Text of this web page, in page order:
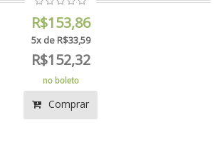
R$153,86
5x de R$33,59
R$152,32
no boleto
Comprar